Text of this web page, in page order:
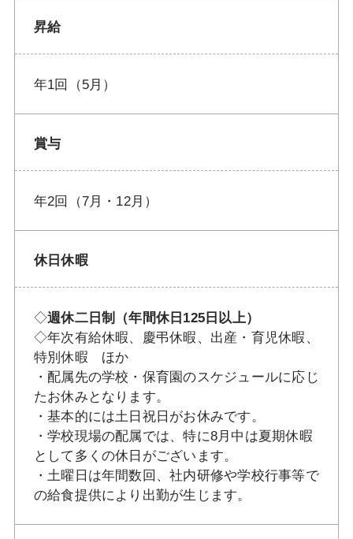
昇給
年1回（5月）
賞与
年2回（7月・12月）
休日休暇
◇週休二日制（年間休日125日以上）
◇年次有給休暇、慶弔休暇、出産・育児休暇、
特別休暇 ほか
・配属先の学校・保育園のスケジュールに応じ
たお休みとなります。
・基本的には土日祝日がお休みです。
・学校現場の配属では、特に8月中は夏期休暇
として多くの休日がございます。
・土曜日は年間数回、社内研修や学校行事等で
の給食提供により出勤が生じます。